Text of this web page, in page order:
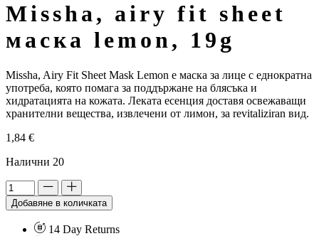
missha, airy fit sheet
маска lemon, 19g
Missha, Airy Fit Sheet Mask Lemon е маска за лице с еднократна
употреба, която помага за поддържане на блясъка и
хидратацията на кожата. Леката есенция доставя освежаващи
хранителни вещества, извлечени от лимон, за revitaliziran вид.
1,84 €
Налични 20
Добавяне в количката
14 Day Returns